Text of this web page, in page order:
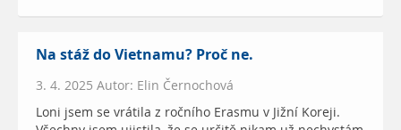
Na stáž do Vietnamu? Proč ne.
3. 4. 2025 Autor: Elin Černochová
Loni jsem se vrátila z ročního Erasmu v Jižní Koreji.